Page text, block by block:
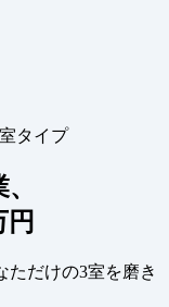
タイプ
円
ただけの3室を磨き